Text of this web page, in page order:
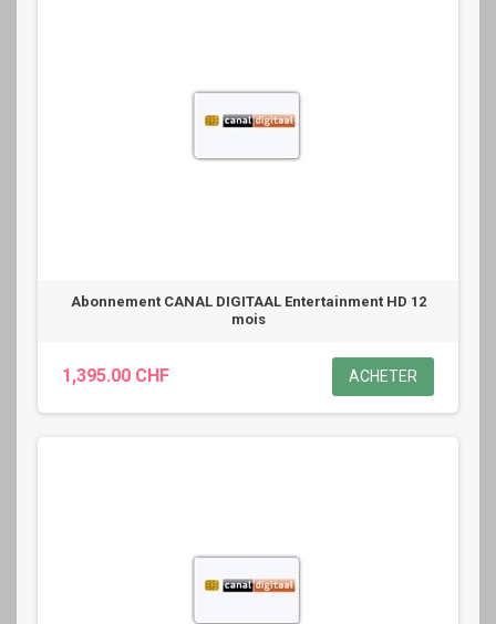
Abonnement CANAL DIGITAAL Entertainment HD 12
mois
1,395.00 CHF ACHETER